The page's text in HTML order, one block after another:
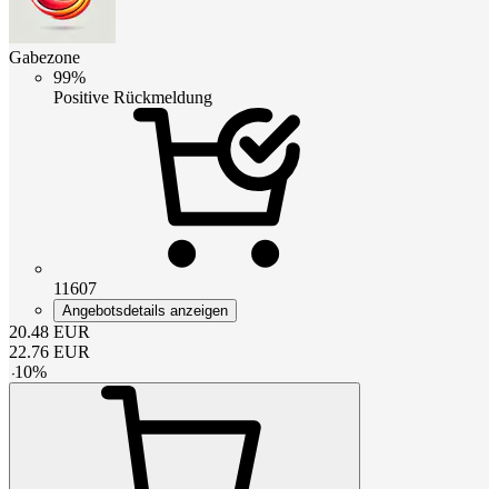
Gabezone
99%
Positive Rückmeldung
11607
Angebotsdetails anzeigen
20.48 EUR
22.76 EUR
-10%